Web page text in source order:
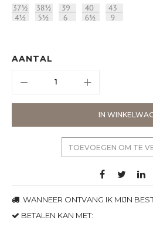
AANTAL
IN
TOEVOEGEN OM TE
WANNEER ONTVANG IK MIJN
BETALEN KAN MET: